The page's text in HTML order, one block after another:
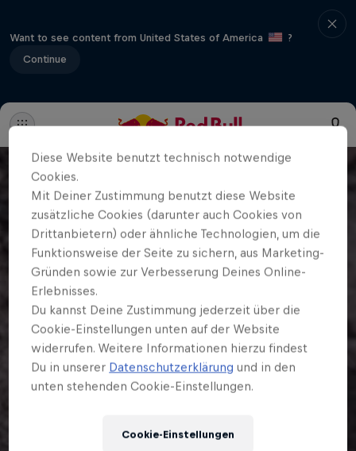
Want to see content from United States of America
?
Continue
Diese Website benutzt technisch notwendige
Cookies.
Mit Deiner Zustimmung benutzt diese Website
zusätzliche Cookies (darunter auch Cookies von
Drittanbietern) oder ähnliche Technologien, um die
Funktionsweise der Seite zu sichern, aus Marketing-
Gründen sowie zur Verbesserung Deines Online-
Erlebnisses.
Du kannst Deine Zustimmung jederzeit über die
Cookie-Einstellungen unten auf der Website
widerrufen. Weitere Informationen hierzu findest
Du in unserer Datenschutzerklärung und in den
unten stehenden Cookie-Einstellungen.
Cookie-Einstellungen